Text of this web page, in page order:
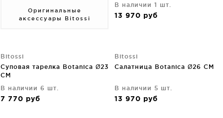
Оригинальные
аксессуары Bitossi
В наличии 1 шт.
13 970 руб
Bitossi
Суповая тарелка Botanica Ø23
CM
В наличии 6 шт.
7 770 руб
Bitossi
Салатница Botanica Ø26 CM
В наличии 5 шт.
13 970 руб